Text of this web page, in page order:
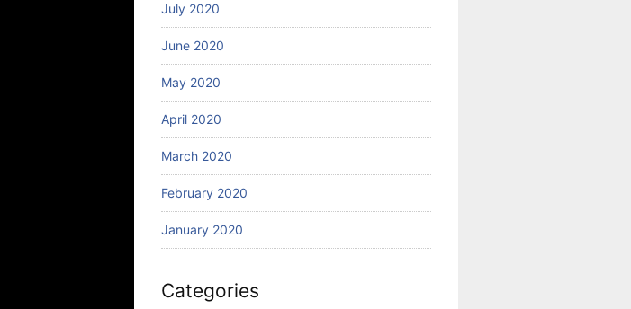
July 2020
June 2020
May 2020
April 2020
March 2020
February 2020
January 2020
Categories